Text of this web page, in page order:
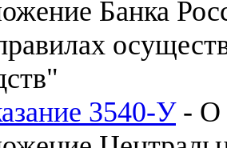
Банка
3540-У- О